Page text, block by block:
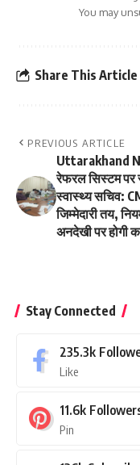
You may
Share This Article
PREVIOUS ARTICLE
Uttarakhand
रेफरल सिस्टम पर
स्वास्थ्य सचिव:
जिम्मेदारी तय,
अनदेखी पर होगी
Stay Connected
235.3k
Like
11.6k
Pin